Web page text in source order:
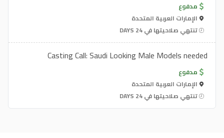
مدفوع
الإمارات العربية المتحدة
تنتهي صلاحيتها في 24 DAYS
Casting Call: Saudi Looking Male Models needed
مدفوع
الإمارات العربية المتحدة
تنتهي صلاحيتها في 24 DAYS